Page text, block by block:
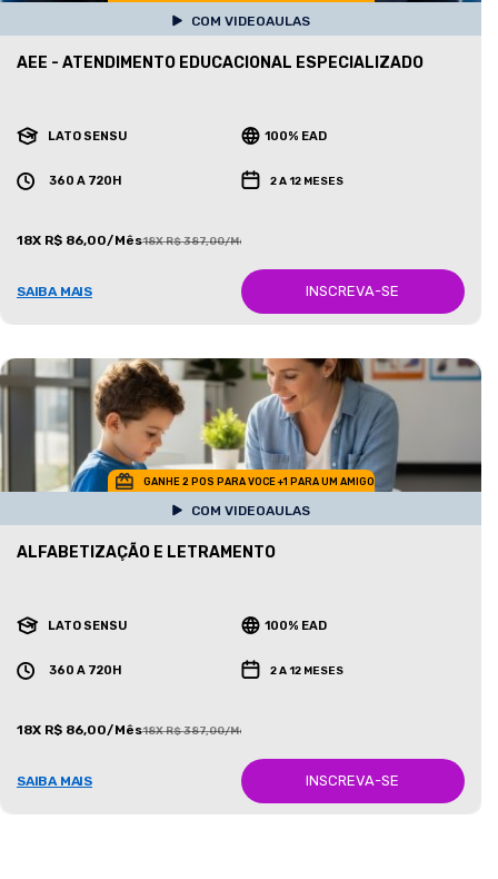
COM VIDEOAULAS
AEE - ATENDIMENTO EDUCACIONAL ESPECIALIZADO
LATO SENSU 100% EAD
360 A 720H 2 A 12 MESES
18X R$ 86,00/Mês18X R$ 387,00/Mês
SAIBA MAIS INSCREVA-SE
GANHE 2 POS PARA VOCE +1 PARA UM AMIGO
COM VIDEOAULAS
ALFABETIZAÇÃO E LETRAMENTO
LATO SENSU 100% EAD
360 A 720H 2 A 12 MESES
18X R$ 86,00/Mês18X R$ 387,00/Mês
SAIBA MAIS INSCREVA-SE